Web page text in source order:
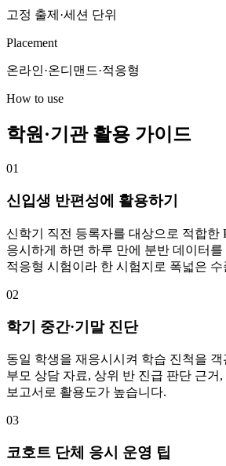
고정 출제·세션 단위
Placement
온라인·온디맨드·적응형
How to use
학원·기관 활용 가이드
01
신입생 반편성에 활용하기
신학기 직전 등록자를 대상으로 적합한
응시하게 하면 하루 만에 분반 데이터
적응형 시험이라 한 시험지로 폭넓은 수
02
학기 중간·기말 진단
동일 학생을 재응시시켜 학습 진척을
부모 상담 자료, 상위 반 진급 판단 근거
보고서로 활용도가 높습니다.
03
코호트 단체 응시 운영 팁